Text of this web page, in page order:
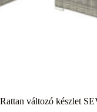
Rattan változó készlet